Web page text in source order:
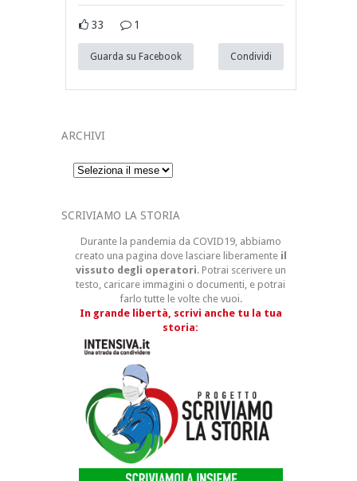
33 1
Guarda su Facebook Condividi
ARCHIVI
Archivi
SCRIVIAMO LA STORIA
Durante la pandemia da COVID19, abbiamo
creato una pagina dove lasciare liberamenteil
vissuto degli operatori. Potrai scerivere un
testo, caricare immagini o documenti, e potrai
farlo tutte le volte che vuoi.
In grande libertà, scrivi anche tu la tua
storia: